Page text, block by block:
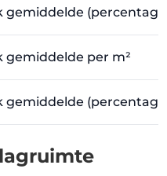
gemiddelde
gemiddelde per m²
gemiddelde